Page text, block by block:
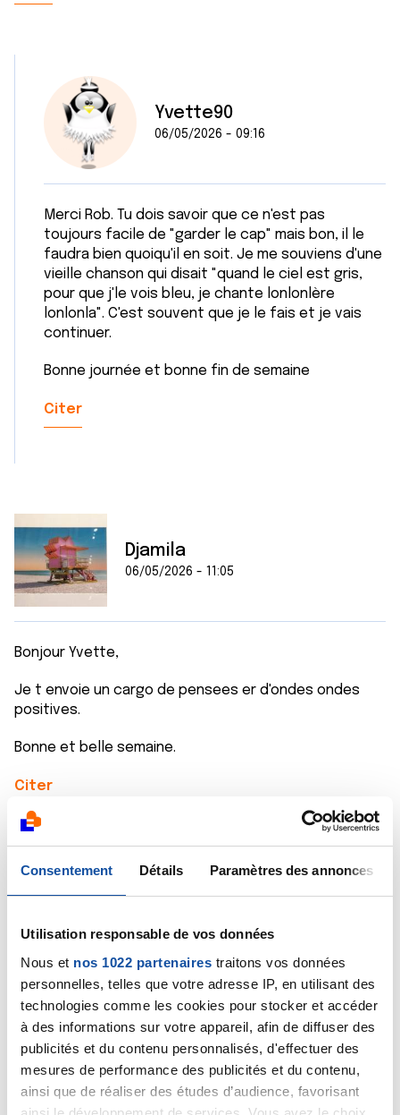
Consentement Détails Paramètres des annonces
Utilisation responsable de vos données
Nous et nos 1022 partenaires traitons vos données
personnelles, telles que votre adresse IP, en utilisant des
technologies comme les cookies pour stocker et accéder
à des informations sur votre appareil, afin de diffuser des
publicités et du contenu personnalisés, d'effectuer des
mesures de performance des publicités et du contenu,
ainsi que de réaliser des études d’audience, favorisant
Yvette90
06/05/2026 - 09:16
Merci Rob. Tu dois savoir que ce n'est pas
toujours facile de "garder le cap" mais bon, il le
faudra bien quoiqu'il en soit. Je me souviens d'une
vieille chanson qui disait "quand le ciel est gris,
pour que j'le vois bleu, je chante lonlonlère
lonlonla". C'est souvent que je le fais et je vais
continuer.
Bonne journée et bonne fin de semaine
Citer
Djamila
06/05/2026 - 11:05
Bonjour Yvette,
Je t envoie un cargo de pensees er d'ondes ondes
positives.
Bonne et belle semaine.
Citer
06/05/2026 - 12:43
merci Djamila. A toi aussi belle fin de semaine et
une cargaison d'ondes et de pensées positives
Citer